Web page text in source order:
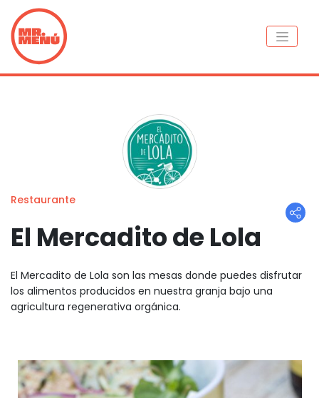
Restaurante
El Mercadito de Lola
El Mercadito de Lola son las mesas donde puedes disfrutar
los alimentos producidos en nuestra granja bajo una
agricultura regenerativa orgánica.